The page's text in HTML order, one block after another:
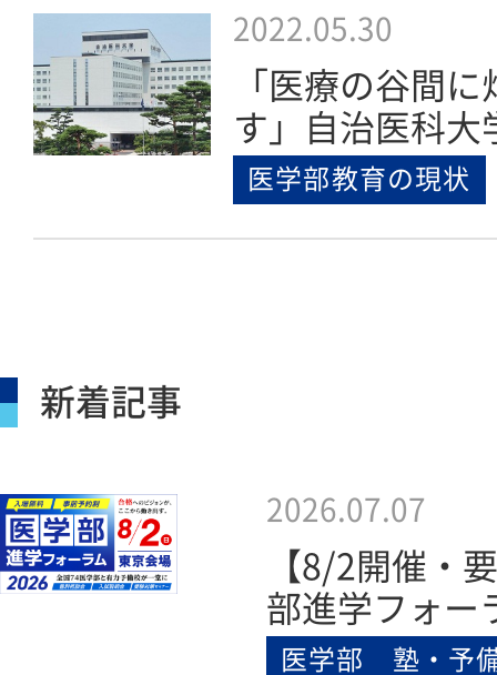
医学部教育の現状
2022.05.30
「医療の谷間
す」自治医科
新着記事
医学部 塾・予
2026.07.07
【8/2開催・
部進学フォ